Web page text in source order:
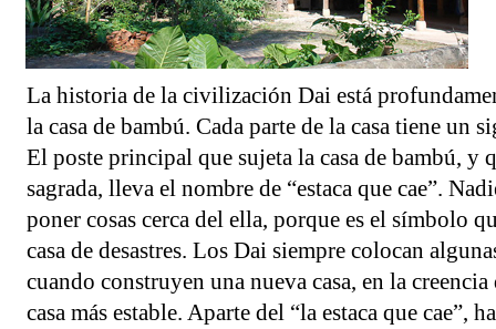
La historia de la civilización Dai está
la casa de bambú. Cada parte de la casa tiene un
El poste principal que sujeta la casa de bambú, y
sagrada, lleva el nombre de “estaca que cae”.
poner cosas cerca del ella, porque es el símbolo
casa de desastres. Los Dai siempre colocan
cuando construyen una nueva casa, en la creencia
casa más estable. Aparte del “la estaca que cae”,